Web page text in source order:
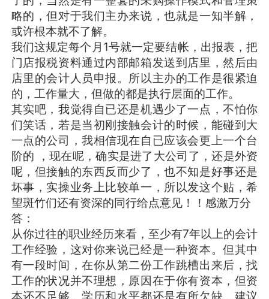
略的，但对于我们主办来说，也就是一知半解，
或许根本就不了解。
我们这规定每个月1号就一定要结帐，出报表，把
门店报税资料通过内部邮箱发送到店里，然后由
店里的会计人员申报。所以主办的工作是很紧迫
的，工作量大，但做的都是执行层面的工作。
其实吧，我觉得自已还是机遇少了一点，不怕你
们笑话，若是当初刚接触会计的时候，能碰到大
一点的公司，我相信现在自已应该会更上一个台
阶的 ，现在呢，确实是进了大公司了，还是外资
呢，但接触的东西反而少了，也不知是好事还是
坏事，实操业务上比较单一，所以发这个贴，希
望斑竹们还有资深的同行给点意见！！感激万分
答：
从你过往的职业经历来看，至少有7年以上的会计
工作经验，这对你来说已经是一种资本。但其中
有一段时间，在你从第二份工作跳槽出来后，找
工作的状况并不理想，原因在于你有资本，但资